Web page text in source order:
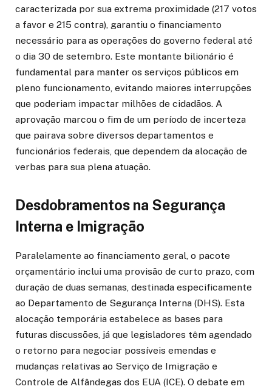
caracterizada por sua extrema proximidade (217 votos
a favor e 215 contra), garantiu o financiamento
necessário para as operações do governo federal até
o dia 30 de setembro. Este montante bilionário é
fundamental para manter os serviços públicos em
pleno funcionamento, evitando maiores interrupções
que poderiam impactar milhões de cidadãos. A
aprovação marcou o fim de um período de incerteza
que pairava sobre diversos departamentos e
funcionários federais, que dependem da alocação de
verbas para sua plena atuação.
Desdobramentos na Segurança
Interna e Imigração
Paralelamente ao financiamento geral, o pacote
orçamentário inclui uma provisão de curto prazo, com
duração de duas semanas, destinada especificamente
ao Departamento de Segurança Interna (DHS). Esta
alocação temporária estabelece as bases para
futuras discussões, já que legisladores têm agendado
o retorno para negociar possíveis emendas e
mudanças relativas ao Serviço de Imigração e
Controle de Alfândegas dos EUA (ICE). O debate em